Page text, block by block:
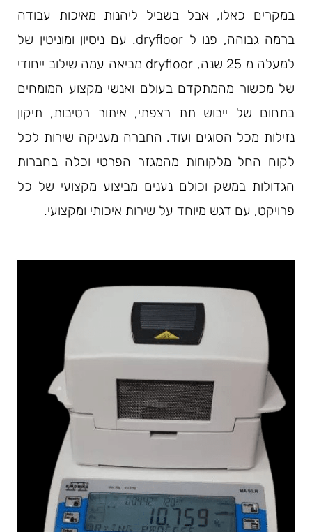
במקרים כאלו, אבל בשביל ליהנות מאיכות עבודה
ברמה גבוהה, פנו ל dryfloor. עם ניסיון ומוניטין של
למעלה מ 25 שנה, dryfloor מביאה עמה שילוב ייחודי
של מכשור מהמתקדם בעולם ואנשי מקצוע המומחים
בתחום של ייבוש תת רצפתי, איתור רטיבות, תיקון
נזילות מכל הסוגים ועוד. החברה מעניקה שירות לכל
לקוח החל מלקוחות מהמגזר הפרטי וכלה בחברות
הגדולות במשק וכולם נענים מביצוע מקצועי של כל
פרויקט, עם דגש מיוחד על שירות איכותי ומקצועי.